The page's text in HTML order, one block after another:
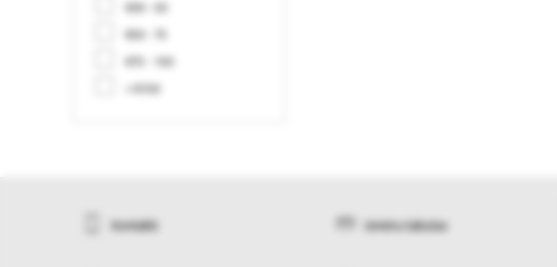
Kontakti Izmēru tabulas